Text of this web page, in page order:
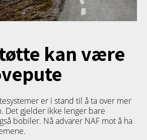
kan være
er i stand til å ta over mer
Det gjelder ikke lenger bare
bobiler. Nå advarer NAF mot å ha